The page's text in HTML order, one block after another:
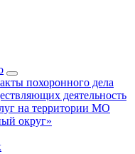
похоронного дела
деятельность
на территории МО
округ»